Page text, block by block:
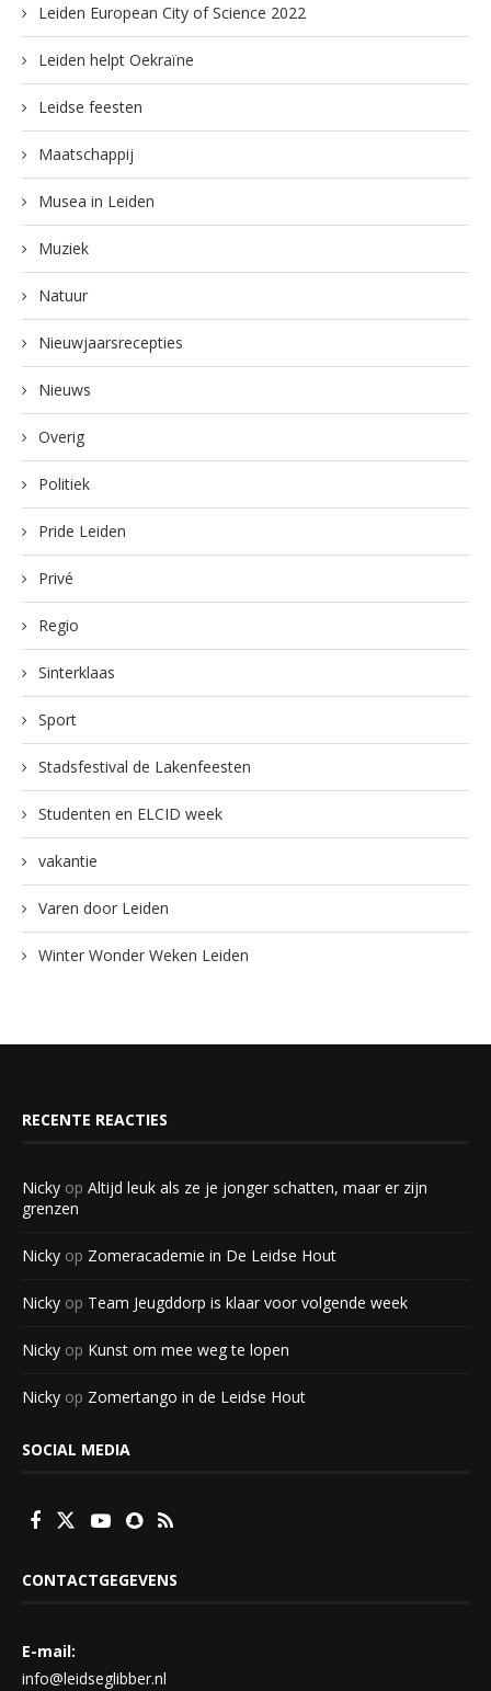
Leiden European City of Science 2022
Leiden helpt Oekraïne
Leidse feesten
Maatschappij
Musea in Leiden
Muziek
Natuur
Nieuwjaarsrecepties
Nieuws
Overig
Politiek
Pride Leiden
Privé
Regio
Sinterklaas
Sport
Stadsfestival de Lakenfeesten
Studenten en ELCID week
vakantie
Varen door Leiden
Winter Wonder Weken Leiden
RECENTE REACTIES
Nicky op Altijd leuk als ze je jonger schatten, maar er zijn
grenzen
Nicky op Zomeracademie in De Leidse Hout
Nicky op Team Jeugddorp is klaar voor volgende week
Nicky op Kunst om mee weg te lopen
Nicky op Zomertango in de Leidse Hout
SOCIAL MEDIA
CONTACTGEGEVENS
E-mail:
info@leidseglibber.nl